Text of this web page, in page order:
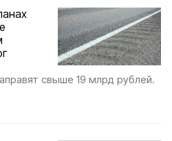
свыше 19 млрд рублей.